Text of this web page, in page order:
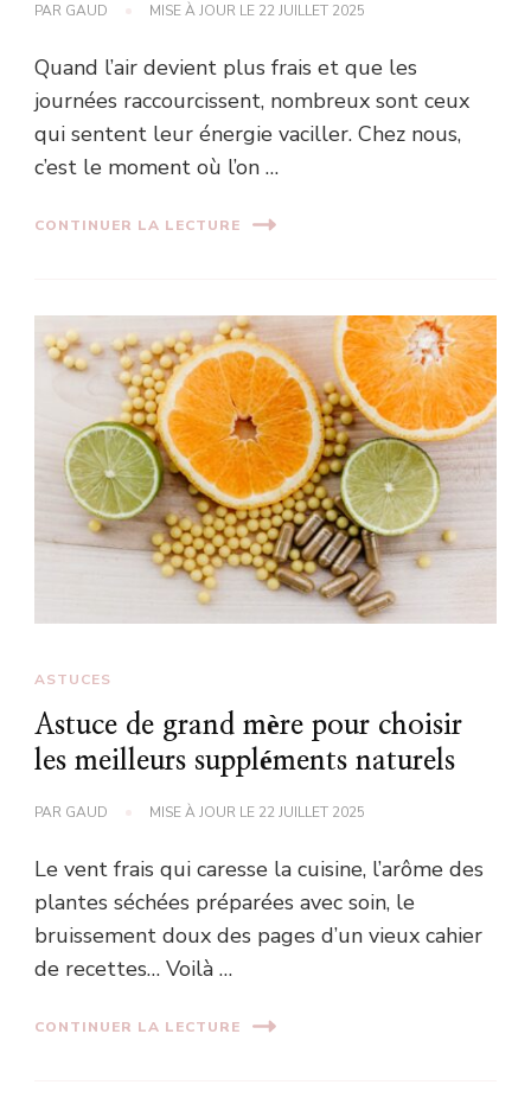
PAR GAUD MISE À JOUR LE 22 JUILLET 2025
Quand l’air devient plus frais et que les
journées raccourcissent, nombreux sont ceux
qui sentent leur énergie vaciller. Chez nous,
c’est le moment où l’on …
CONTINUER LA LECTURE
ASTUCES
Astuce de grand mère pour choisir
les meilleurs suppléments naturels
PAR GAUD MISE À JOUR LE 22 JUILLET 2025
Le vent frais qui caresse la cuisine, l’arôme des
plantes séchées préparées avec soin, le
bruissement doux des pages d’un vieux cahier
de recettes… Voilà …
CONTINUER LA LECTURE